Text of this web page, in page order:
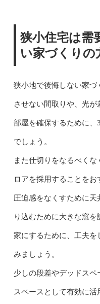
狭小住宅は需
い家づくりの
狭小地で後悔しない家づ
させない間取りや、光が
部屋を確保するために、
でしょう。
また仕切りをなるべく
ロアを採用することをお
圧迫感をなくすために
り込むために大きな窓
家にするために、工夫を
みましょう。
少しの段差やデッドス
スペースとして有効に活